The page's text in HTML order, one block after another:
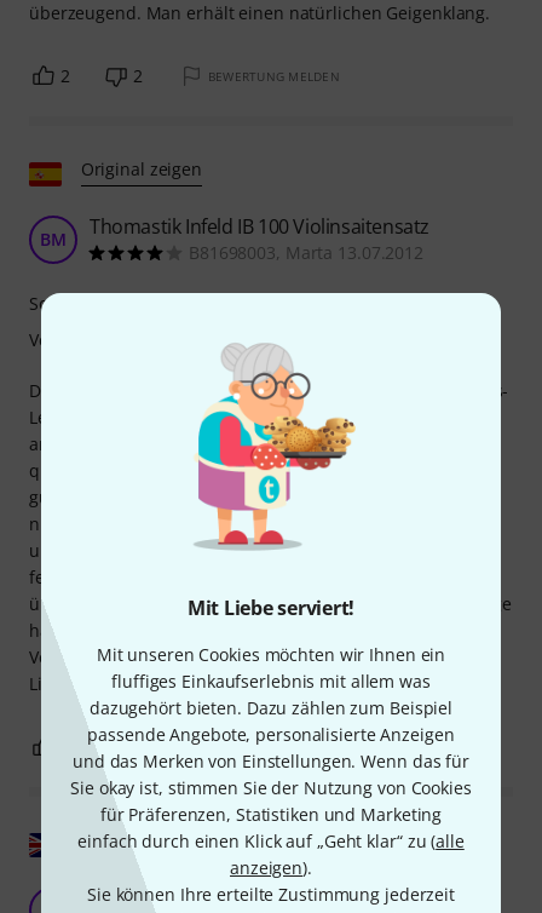
Mit Liebe serviert!
Mit unseren Cookies möchten wir Ihnen ein
fluffiges Einkaufserlebnis mit allem was
dazugehört bieten. Dazu zählen zum Beispiel
passende Angebote, personalisierte Anzeigen
und das Merken von Einstellungen. Wenn das für
Sie okay ist, stimmen Sie der Nutzung von Cookies
für Präferenzen, Statistiken und Marketing
einfach durch einen Klick auf „Geht klar“ zu (alle
anzeigen).
Sie können Ihre erteilte Zustimmung jederzeit
überzeugend. Man erhält einen natürlichen Geigenklang.
2 2 BEWERTUNG MELDEN
Original zeigen
BM Thomastik Infeld IB 100 Violinsaitensatz
B81698003, Marta 13.07.2012
Dieser Satz 4/4 Violinsaiten bietet ein hervorragendes Preis-
Leistungs-Verhältnis. Die Saitenspannung ermöglicht ein
angenehmes Spielgefühl auf jedem Niveau und ist
qualitativ mit teureren Saiten vergleichbar. Sie lassen sich
gut stimmen. Der Klang ist weich und tief, der Diskant ist
nicht harsch. Eine Empfindlichkeit gegenüber Temperatur-
und Feuchtigkeitsschwankungen konnte ich nicht
feststellen; die Saiten sind recht stabil. Auch der Ton ist
über die Zeit recht stabil geblieben. Der Klang meiner Geige
hat sich vor allem in den hohen Tönen deutlich verändert.
Verpackung und Produktbeschreibung stimmen, die
Lieferzeit ist angemessen.
Sound
Verarbeitung
0 BEWERTUNG MELDEN
Original zeigen
Tolle Saiten!